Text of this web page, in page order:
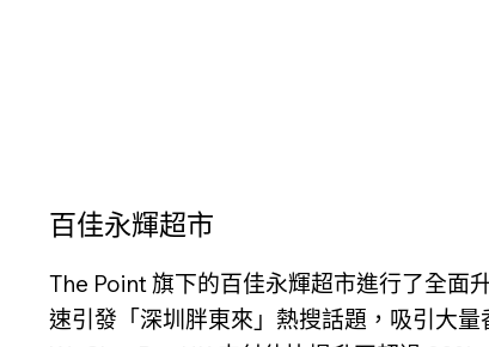
百佳永輝超市
The Point 旗下的百佳永輝超市進行了全面
速引發「深圳胖東來」熱搜話題，吸引大